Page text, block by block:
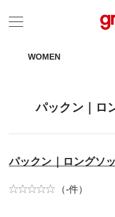
カテゴリーから探す
WOMEN
パックン｜ロ
パックン｜ロングソ
（-件）